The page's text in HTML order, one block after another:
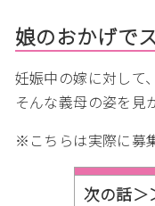
娘のおかげで
妊娠中の嫁に対して
そんな義母の姿を見
※こちらは実際に募
次の話＞